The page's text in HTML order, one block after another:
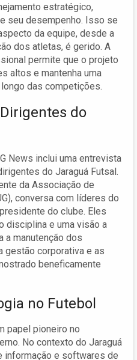
estratégico,
seu desempenho. Isso se
da equipe, desde a
dos atletas, é gerido. A
permite que o projeto
altos e mantenha uma
das competições.
do
News inclui uma entrevista
do Jaraguá Futsal.
da Associação de
conversa com líderes do
do clube. Eles
disciplina e uma visão a
a manutenção dos
gestão corporativa e as
beneficamente
no Futebol
papel pioneiro no
No contexto do Jaraguá
informação e softwares de